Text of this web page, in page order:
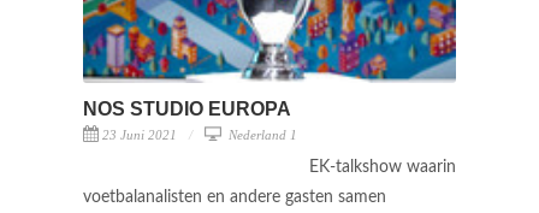
NOS STUDIO EUROPA
23 Juni 2021 Nederland 1
EK-talkshow waarin
voetbalanalisten en andere gasten samen